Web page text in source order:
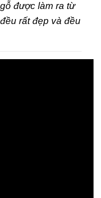
được làm ra từ
rất đẹp và đều